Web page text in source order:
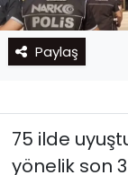
Paylaş
75 ilde
yönelik son